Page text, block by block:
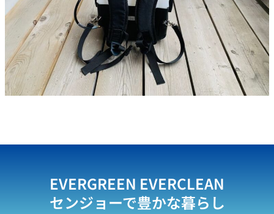
EVERGREEN EVERCLEAN
センジョーで豊かな暮らし